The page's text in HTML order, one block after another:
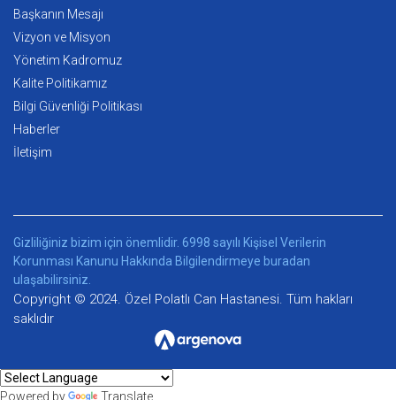
Başkanın Mesajı
Vizyon ve Misyon
Yönetim Kadromuz
Kalite Politikamız
Bilgi Güvenliği Politikası
Haberler
İletişim
Gizliliğiniz bizim için önemlidir. 6998 sayılı Kişisel Verilerin
Korunması Kanunu Hakkında Bilgilendirmeye buradan
ulaşabilirsiniz.
Copyright © 2024. Özel Polatlı Can Hastanesi. Tüm hakları
saklıdır
Powered by Translate